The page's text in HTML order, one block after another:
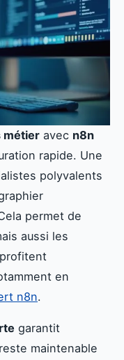
métier avec n8n
rapide. Une
polyvalents
permet de
aussi les
en
n8n.
garantit
maintenable